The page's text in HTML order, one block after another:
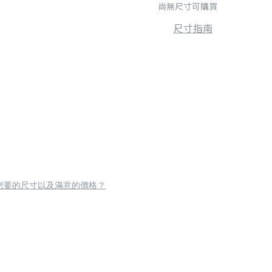
尚無尺寸可購買
尺寸指南
要的尺寸以及滿意的價格？